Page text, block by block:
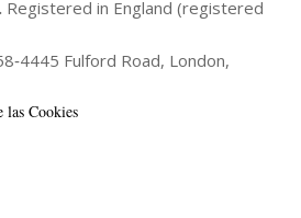
Registered in England (registered
Fulford Road, London,
las Cookies